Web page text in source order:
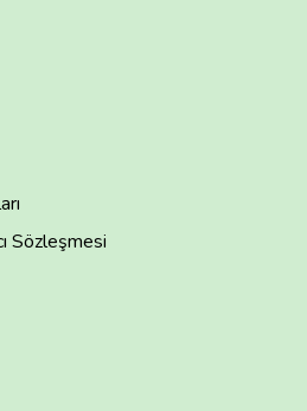
Sözleşmesi